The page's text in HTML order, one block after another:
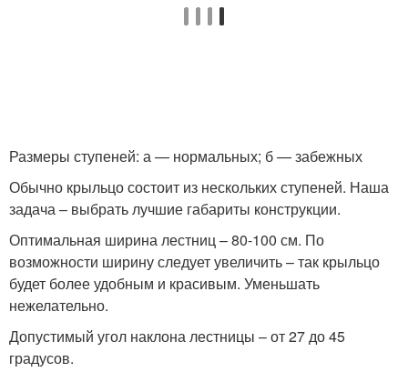
Размеры ступеней: а — нормальных; б — забежных
Обычно крыльцо состоит из нескольких ступеней. Наша
задача – выбрать лучшие габариты конструкции.
Оптимальная ширина лестниц – 80-100 см. По
возможности ширину следует увеличить – так крыльцо
будет более удобным и красивым. Уменьшать
нежелательно.
Допустимый угол наклона лестницы – от 27 до 45
градусов.